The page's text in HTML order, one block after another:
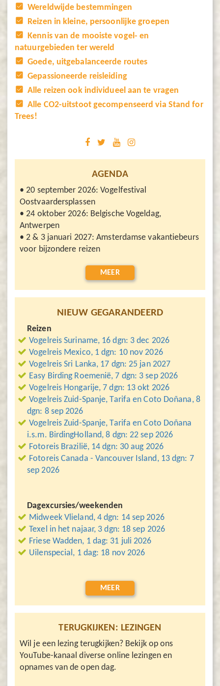
Wereldwijde bestemmingen
Reizen in kleine, persoonlijke groepen
Kennis van de mooiste vogel- en
natuurgebieden ter wereld
Goede, uitgebalanceerde routes
Gepassioneerde reisleiding
Alle reizen ook individueel aan te vragen
Alle CO2-uitstoot gecompenseerd via Stand for
Trees!
AGENDA
• 20 september 2026: Vogelfestival
Oostvaardersplassen
• 24 oktober 2026: Belgische Vogeldag,
Antwerpen
• 2 & 3 januari 2027: Amsterdamse vakantiebeurs
voor bijzondere reizen
MEER
NIEUW GEGARANDEERD
Reizen
Vogelreis Suriname, 16 dgn: 3 dec 2026
Vogelreis Mexico, 1 dgn: 10 nov 2026
Vogelreis Sri Lanka, 17 dgn: 25 jan 2027
Easy Birding Roemenië, 7 dgn: 3 sep 2026
Vogelreis Hongarije, 7 dgn: 13 okt 2026
Vogelreis Zuid-Spanje, Tarifa en Coto Doñana, 8
dgn: 8 sep 2026
Vogelreis Zuid-Spanje, Tarifa en Coto Doñana
i.s.m. BirdingHolland, 8 dgn: 22 sep 2026
Fotoreis Brazilië, 14 dgn: 30 aug 2026
Fotoreis Canada - Vancouver Island, 13 dgn: 7
sep 2026
Dagexcursies/weekenden
Midweek Vlieland, 4 dgn: 14 sep 2026
Texel in het najaar, 3 dgn: 18 sep 2026
Friese Wadden, 1 dag: 31 juli 2026
Uilenspecial, 1 dag: 18 nov 2026
MEER
TERUGKIJKEN: LEZINGEN
Wil je een lezing terugkijken? Bekijk op ons
YouTube-kanaal diverse online lezingen en
opnames van de open dag.